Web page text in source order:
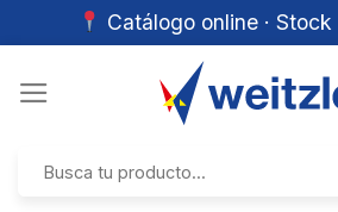
Catálogo online ·
por: